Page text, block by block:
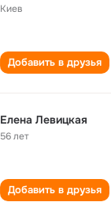
Киев
Добавить в друзья
Елена Левицкая
56 лет
Добавить в друзья